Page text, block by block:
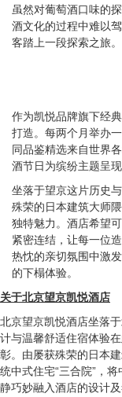
虽然对葡萄酒口味的
酒文化的过程中难以
客踏上一段探索之旅。
作为凯悦品牌旗下经
打造。每两个月举办
同品鉴精选来自世界
酒节日为缤纷主题呈
坐落于望京这片历史
殊荣的日本建筑大师
独特魅力。酒店希望
紧密连结，让每一位
热忱的亲切氛围中激
的下榻体验。
关于北京望京凯悦酒店
北京望京凯悦酒店坐落
计与温馨舒适住宿体验
彰。由屡获殊荣的日本
统中式住宅“三合院”，
静巧妙融入酒店的设计